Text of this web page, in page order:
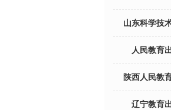
山东科学技
人民教育
陕西人民教
辽宁教育